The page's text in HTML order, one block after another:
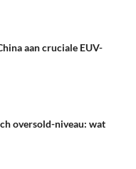
aan cruciale EUV-
oversold-niveau: wat